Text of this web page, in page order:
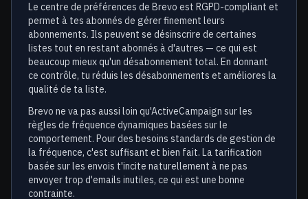
Le centre de préférences de Brevo est RGPD-compliant et
permet à tes abonnés de gérer finement leurs
abonnements. Ils peuvent se désinscrire de certaines
listes tout en restant abonnés à d'autres — ce qui est
beaucoup mieux qu'un désabonnement total. En donnant
ce contrôle, tu réduis les désabonnements et améliores la
qualité de ta liste.
Brevo ne va pas aussi loin qu'ActiveCampaign sur les
règles de fréquence dynamiques basées sur le
comportement. Pour des besoins standards de gestion de
la fréquence, c'est suffisant et bien fait. La tarification
basée sur les envois t'incite naturellement à ne pas
envoyer trop d'emails inutiles, ce qui est une bonne
contrainte.